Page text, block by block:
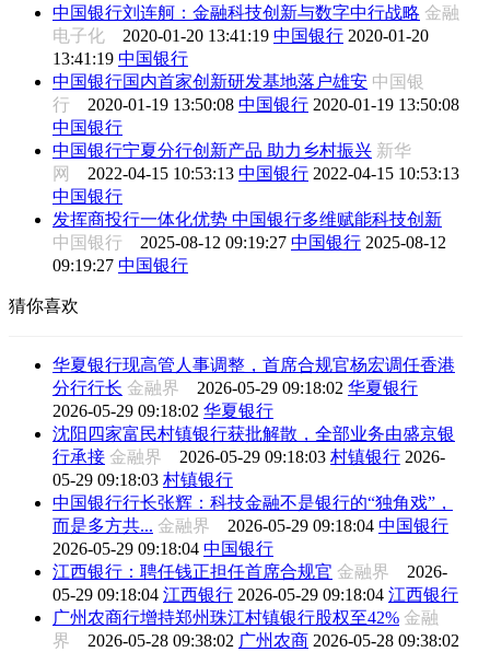
中国银行刘连舸：金融科技创新与数字中行战略 金融
电子化 2020-01-20 13:41:19 中国银行 2020-01-20
13:41:19 中国银行
中国银行国内首家创新研发基地落户雄安 中国银
行 2020-01-19 13:50:08 中国银行 2020-01-19 13:50:08
中国银行
中国银行宁夏分行创新产品 助力乡村振兴 新华
网 2022-04-15 10:53:13 中国银行 2022-04-15 10:53:13
中国银行
发挥商投行一体化优势 中国银行多维赋能科技创新
中国银行 2025-08-12 09:19:27 中国银行 2025-08-12
09:19:27 中国银行
猜你喜欢
华夏银行现高管人事调整，首席合规官杨宏调任香港
分行行长 金融界 2026-05-29 09:18:02 华夏银行
2026-05-29 09:18:02 华夏银行
沈阳四家富民村镇银行获批解散，全部业务由盛京银
行承接 金融界 2026-05-29 09:18:03 村镇银行 2026-
05-29 09:18:03 村镇银行
中国银行行长张辉：科技金融不是银行的“独角戏”，
而是多方共... 金融界 2026-05-29 09:18:04 中国银行
2026-05-29 09:18:04 中国银行
江西银行：聘任钱正担任首席合规官 金融界 2026-
05-29 09:18:04 江西银行 2026-05-29 09:18:04 江西银行
广州农商行增持郑州珠江村镇银行股权至42% 金融
界 2026-05-28 09:38:02 广州农商 2026-05-28 09:38:02